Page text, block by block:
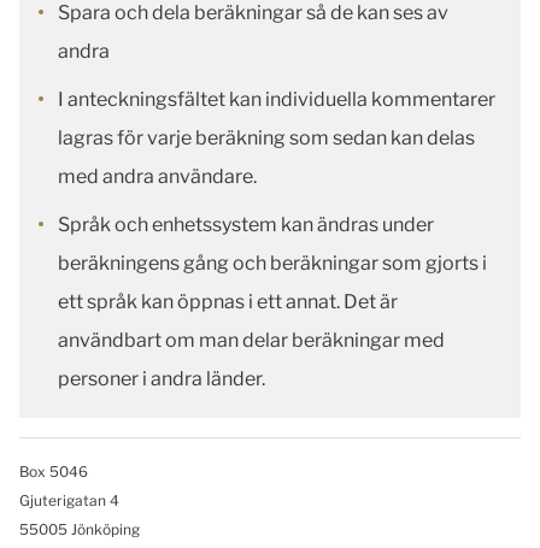
Spara och dela beräkningar så de kan ses av
andra
I anteckningsfältet kan individuella kommentarer
lagras för varje beräkning som sedan kan delas
med andra användare.
Språk och enhetssystem kan ändras under
beräkningens gång och beräkningar som gjorts i
ett språk kan öppnas i ett annat. Det är
användbart om man delar beräkningar med
personer i andra länder.
Box 5046
Gjuterigatan 4
55005 Jönköping